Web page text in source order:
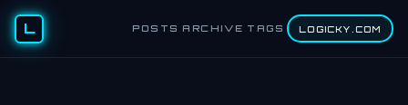
L POSTS ARCHIVE TAGS LOGICKY.COM